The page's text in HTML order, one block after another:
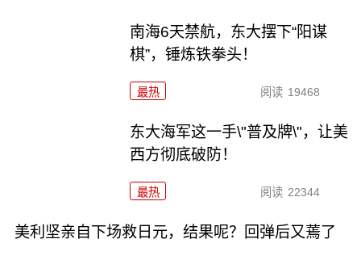
南海6天禁航，东大摆下“阳谋
棋”，锤炼铁拳头！
最热 阅读 19468
东大海军这一手\"普及牌\"，让美
西方彻底破防！
最热 阅读 22344
美利坚亲自下场救日元，结果呢？回弹后又蔫了